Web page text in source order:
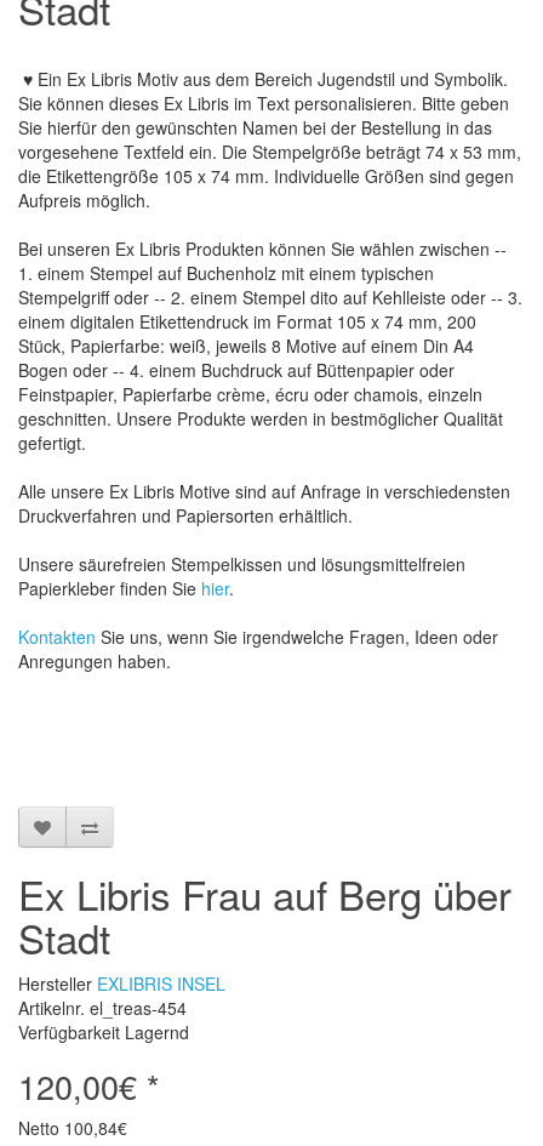
♥ Ein Ex Libris Motiv aus dem Bereich Jugendstil und Symbolik.
Sie können dieses Ex Libris im Text personalisieren. Bitte geben
Sie hierfür den gewünschten Namen bei der Bestellung in das
vorgesehene Textfeld ein. Die Stempelgröße beträgt 74 x 53 mm,
die Etikettengröße 105 x 74 mm. Individuelle Größen sind gegen
Aufpreis möglich.
Bei unseren Ex Libris Produkten können Sie wählen zwischen --
1. einem Stempel auf Buchenholz mit einem typischen
Stempelgriff oder -- 2. einem Stempel dito auf Kehlleiste oder -- 3.
einem digitalen Etikettendruck im Format 105 x 74 mm, 200
Stück, Papierfarbe: weiß, jeweils 8 Motive auf einem Din A4
Bogen oder -- 4. einem Buchdruck auf Büttenpapier oder
Feinstpapier, Papierfarbe crème, écru oder chamois, einzeln
geschnitten. Unsere Produkte werden in bestmöglicher Qualität
gefertigt.
Alle unsere Ex Libris Motive sind auf Anfrage in verschiedensten
Druckverfahren und Papiersorten erhältlich.
Unsere säurefreien Stempelkissen und lösungsmittelfreien
Papierkleber finden Sie hier.
Kontakten Sie uns, wenn Sie irgendwelche Fragen, Ideen oder
Anregungen haben.
Ex Libris Frau auf Berg über
Stadt
Hersteller EXLIBRIS INSEL
Artikelnr. el_treas-454
Verfügbarkeit Lagernd
120,00€ *
Netto 100,84€